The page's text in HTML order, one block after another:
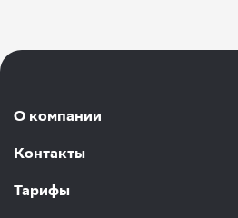
О компании
Контакты
Тарифы